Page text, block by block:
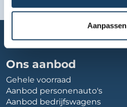
Aanpassen
Ons aanbod
Gehele voorraad
Aanbod personenauto's
Aanbod bedrijfswagens